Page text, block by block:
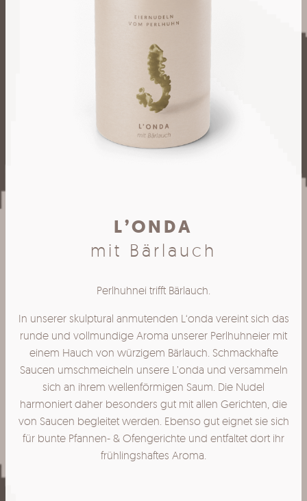
L’ONDA
mit Bärlauch
Perlhuhnei trifft Bärlauch.
In unserer skulptural anmutenden L‘onda vereint sich das
runde und vollmundige Aroma unserer Perlhuhneier mit
einem Hauch von würzigem Bärlauch. Schmackhafte
Saucen umschmeicheln unsere L’onda und versammeln
sich an ihrem wellenförmigen Saum. Die Nudel
harmoniert daher besonders gut mit allen Gerichten, die
von Saucen begleitet werden. Ebenso gut eignet sie sich
für bunte Pfannen- & Ofengerichte und entfaltet dort ihr
frühlingshaftes Aroma.